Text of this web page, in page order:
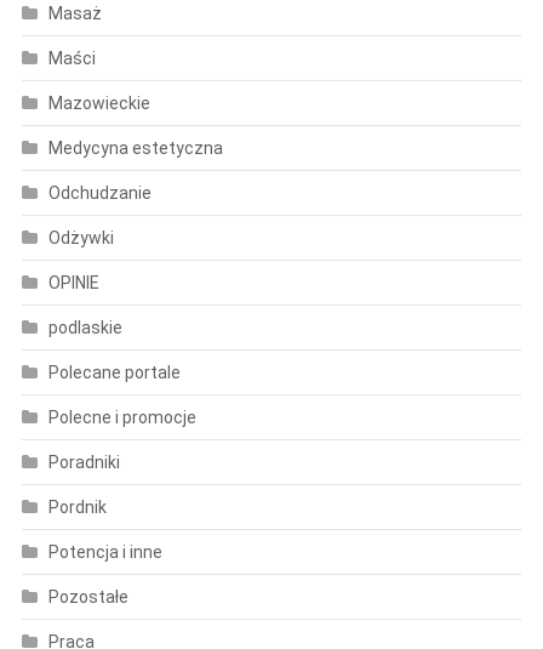
Masaż
Maści
Mazowieckie
Medycyna estetyczna
Odchudzanie
Odżywki
OPINIE
podlaskie
Polecane portale
Polecne i promocje
Poradniki
Pordnik
Potencja i inne
Pozostałe
Praca